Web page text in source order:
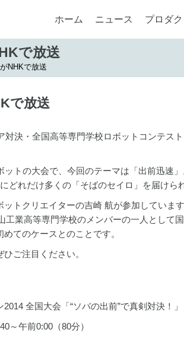
ホーム ニュース プロダク
で放送
NHKで放送
で放送
決・全国高等専門学校ロボットコンテス
トの大会で、今回のテーマは「出前迅速
どれだけ多くの「そばのセイロ」を届けら
トクリエイターの吉崎 航が参加していま
工業高等専門学校のメンバーの一人として
てのケースとのことです。
ご注目ください。
全国大会「“ソバの出前”で真剣対決！」
～午前0:00（80分）